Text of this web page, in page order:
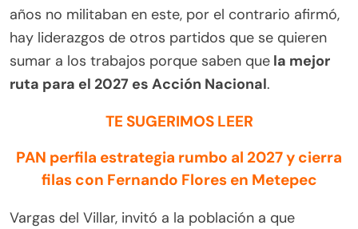
años no militaban en este, por el contrario afirmó,
hay liderazgos de otros partidos que se quieren
sumar a los trabajos porque saben que la mejor
ruta para el 2027 es Acción Nacional.
TE SUGERIMOS LEER
PAN perfila estrategia rumbo al 2027 y cierra
filas con Fernando Flores en Metepec
Vargas del Villar, invitó a la población a que